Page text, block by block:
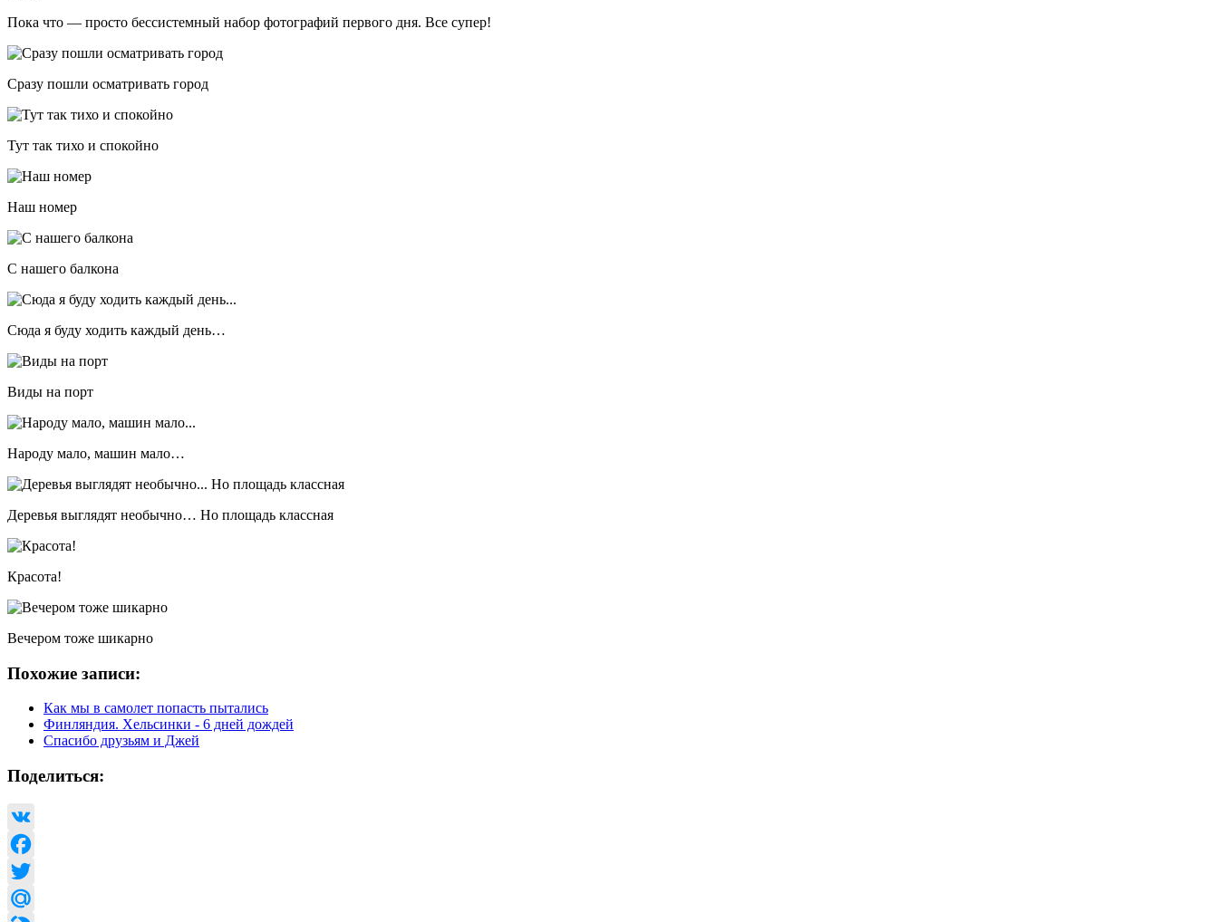
Пока что — просто бессистемный набор фотографий первого дня. Все супер!
Сразу пошли осматривать город
Тут так тихо и спокойно
Наш номер
С нашего балкона
Сюда я буду ходить каждый день…
Виды на порт
Народу мало, машин мало…
Деревья выглядят необычно… Но площадь классная
Красота!
Вечером тоже шикарно
Похожие записи:
Как мы в самолет попасть пытались
Финляндия. Хельсинки - 6 дней дождей
Спасибо друзьям и Джей
Поделиться:
VK
Facebook
Twitter